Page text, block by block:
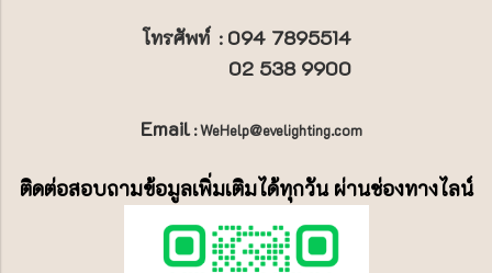
โทรศัพท์: 094 7895514
02 538 9900
Email: WeHelp@evelighting.com
ติดต่อสอบถามข้อมูลเพิ่มเติมได้ทุกวัน ผ่านช่องทางไลน์